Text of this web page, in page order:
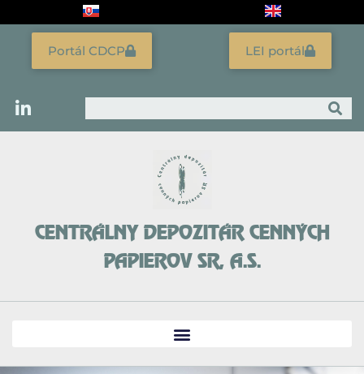
Vyhľadať
LEI portál
Portál CDCP
CENTRÁLNY DEPOZITÁR CENNÝCH
PAPIEROV SR, A.S.